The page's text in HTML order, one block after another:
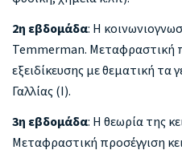
2η εβδομάδα: Η
Temmerman. Μεταφραστική
εξειδίκευσης με θεματική τα
Γαλλίας (Ι).
3η εβδομάδα: Η θεωρία της
Μεταφραστική προσέγγιση